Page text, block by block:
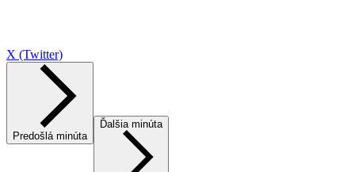
X (Twitter)
Predošlá minúta
Ďalšia minúta